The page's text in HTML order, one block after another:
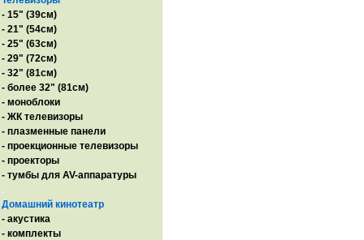
- 15" (39см)
- 21" (54см)
- 25" (63см)
- 29" (72см)
- 32" (81см)
- более 32" (81см)
- моноблоки
- ЖК телевизоры
- плазменные панели
- проекционные телевизоры
- проекторы
- тумбы для AV-аппаратуры
.
Домашний кинотеатр
- акустика
- комплекты